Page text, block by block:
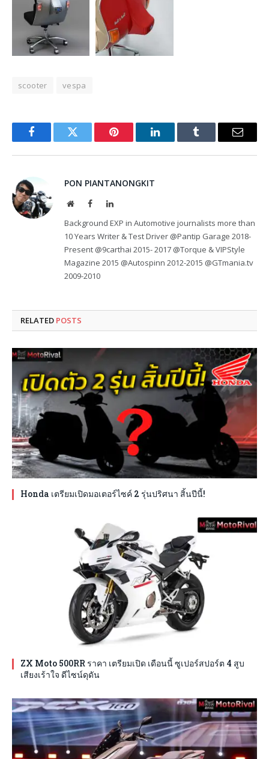
scooter vespa
FacebookTwitter Pinterest LinkedInTumblr Email
PON PIANTANONGKIT
WebsiteFacebookLinkedIn
Background EXP in Automotive journalists more than
10 Years Writer & Test Driver @Pantip Garage 2018-
Present @9carthai 2015- 2017 @Torque & VIPStyle
Magazine 2015 @Autospinn 2012-2015 @GTmania.tv
2009-2010
RELATED POSTS
Honda เตรียมเปิดมอเตอร์ไซค์ 2 รุ่นปริศนา สิ้นปีนี้!
ZX Moto 500RR ราคา เตรียมเปิด เดือนนี้ ซูเปอร์สปอร์ต 4 สูบ
เสียงเร้าใจ ดีไซน์ดุดัน